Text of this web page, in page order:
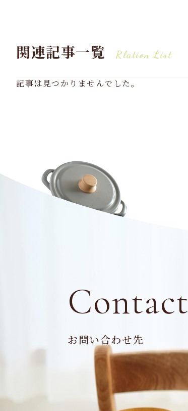
関連記事一覧 Rlation List
記事は見つかりませんでした。
Contact
お問い合わせ先